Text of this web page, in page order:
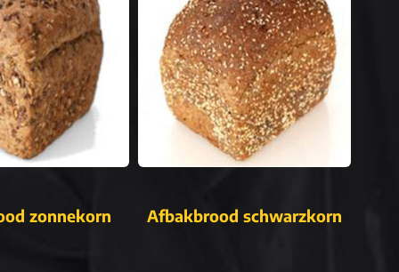
zonnekorn Afbakbrood schwarzkorn